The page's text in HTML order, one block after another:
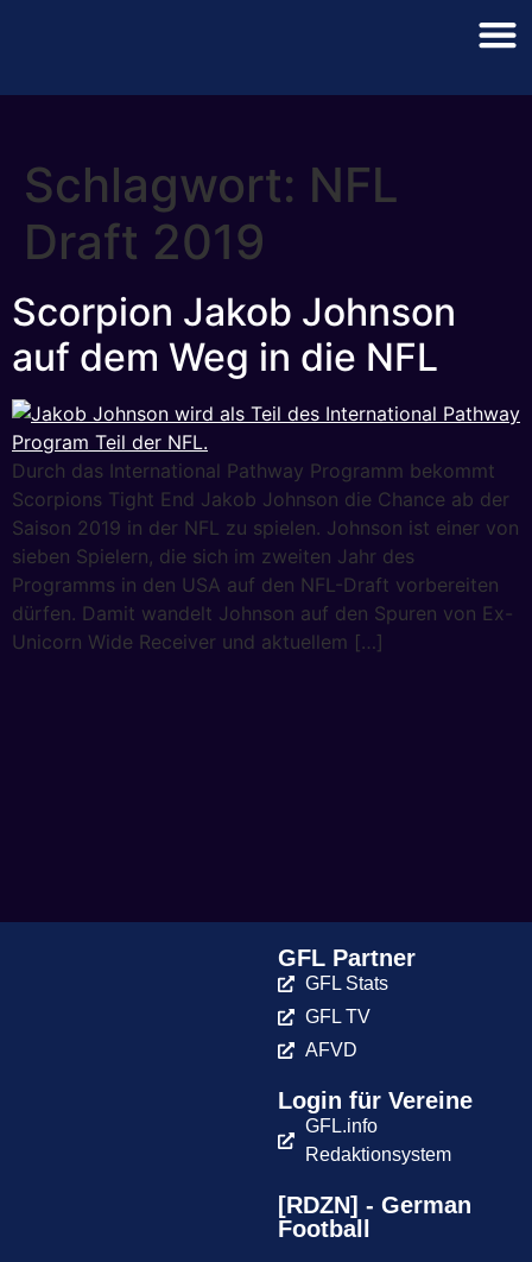
Schlagwort: NFL
Draft 2019
Scorpion Jakob Johnson
auf dem Weg in die NFL
Durch das International Pathway Programm bekommt
Scorpions Tight End Jakob Johnson die Chance ab der
Saison 2019 in der NFL zu spielen. Johnson ist einer von
sieben Spielern, die sich im zweiten Jahr des
Programms in den USA auf den NFL-Draft vorbereiten
dürfen. Damit wandelt Johnson auf den Spuren von Ex-
Unicorn Wide Receiver und aktuellem […]
GFL Partner
GFL Stats
GFL TV
AFVD
Login für Vereine
GFL.info
Redaktionsystem
[RDZN] - German
Football